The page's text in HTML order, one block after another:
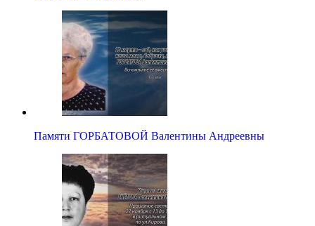
Памяти ГОРБАТОВОЙ Валентины Андреевны